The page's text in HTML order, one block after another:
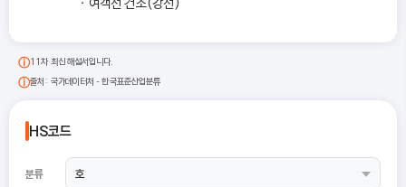
11차 최신 해설서입니다.
출처: 국가데이터처 - 한국표준산업분류
HS코드
분류